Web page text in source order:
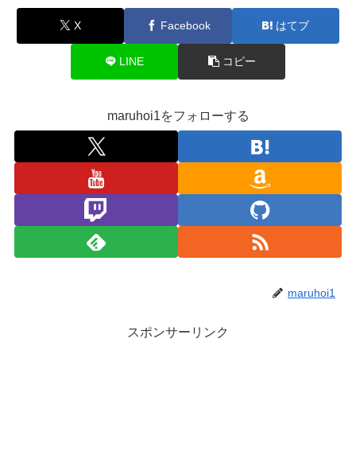
X Facebook はてブ
LINE コピー
maruhoi1をフォローする
maruhoi1
スポンサーリンク